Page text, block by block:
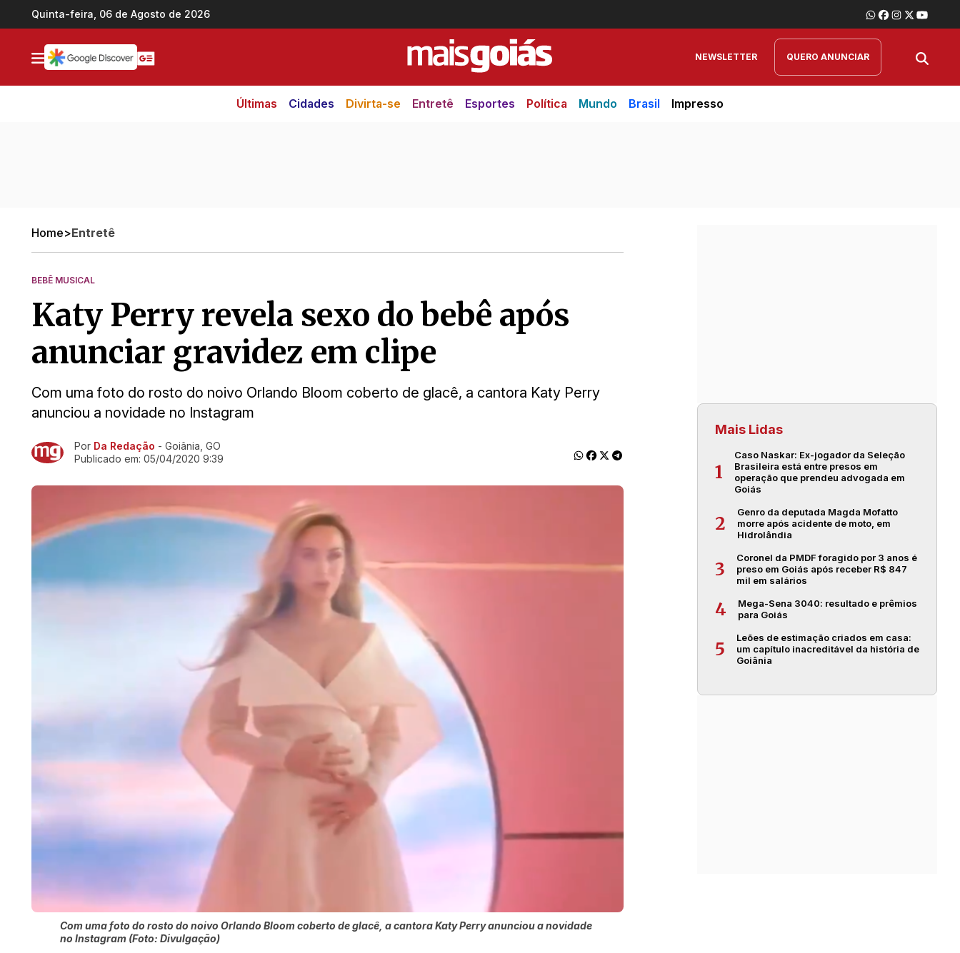
Ir direto pro conteúdo
Quinta-feira, 06 de Agosto de 2026
NEWSLETTER QUERO ANUNCIAR
Últimas Cidades Divirta-se Entretê Esportes Política Mundo Brasil Impresso
Home>Entretê
BEBÊ MUSICAL
Katy Perry revela sexo do bebê após
anunciar gravidez em clipe
Com uma foto do rosto do noivo Orlando Bloom coberto de glacê, a cantora Katy Perry
anunciou a novidade no Instagram
Ir direto pra matéria
Por Da Redação - Goiânia, GO
Publicado em: 05/04/2020 9:39
Com uma foto do rosto do noivo Orlando Bloom coberto de glacê, a cantora Katy Perry anunciou a novidade
no Instagram (Foto: Divulgação)
Mais Lidas
1
Caso Naskar: Ex-jogador da Seleção
Brasileira está entre presos em
operação que prendeu advogada em
Goiás
2
Genro da deputada Magda Mofatto
morre após acidente de moto, em
Hidrolândia
3
Coronel da PMDF foragido por 3 anos é
preso em Goiás após receber R$ 847
mil em salários
4
Mega-Sena 3040: resultado e prêmios
para Goiás
5
Leões de estimação criados em casa:
um capítulo inacreditável da história de
Goiânia